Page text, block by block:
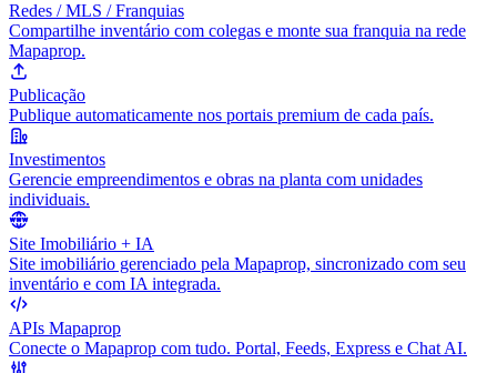
Redes / MLS / Franquias
Compartilhe inventário com colegas e monte sua franquia na rede
Mapaprop.
Publicação
Publique automaticamente nos portais premium de cada país.
Investimentos
Gerencie empreendimentos e obras na planta com unidades
individuais.
Site Imobiliário + IA
Site imobiliário gerenciado pela Mapaprop, sincronizado com seu
inventário e com IA integrada.
APIs Mapaprop
Conecte o Mapaprop com tudo. Portal, Feeds, Express e Chat AI.